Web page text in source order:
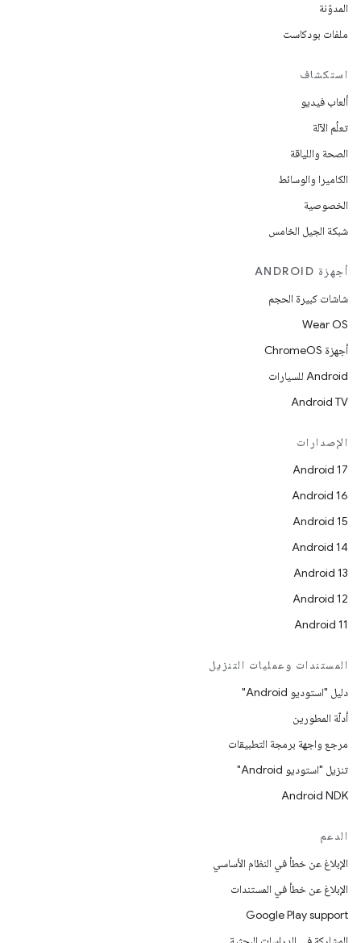
المدوّنة
ملفات بودكاست
استكشاف
ألعاب فيديو
تعلُم الآلة
الصحة واللياقة
الكاميرا والوسائط
الخصوصية
شبكة الجيل الخامس
أجهزة ANDROID
شاشات كبيرة الحجم
Wear OS
أجهزة ChromeOS
Android للسيارات
Android TV
الإصدارات
Android 17
Android 16
Android 15
Android 14
Android 13
Android 12
Android 11
المستندات وعمليات التنزيل
دليل "استوديو Android"
أدلّة المطورين
مرجع واجهة برمجة التطبيقات
تنزيل "استوديو Android"
Android NDK
الدعم
الإبلاغ عن خطأ في النظام الأساسي
الإبلاغ عن خطأ في المستندات
Google Play support